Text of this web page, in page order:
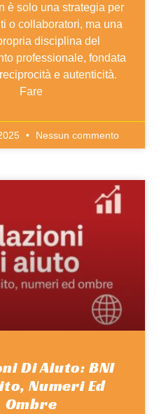
è solo una strategia per
o collaboratori, ma una
disciplina del
professionale, fondata
e autenticità.
Fare
Nessun commento
Di Aiuto: BNI
Numeri Ed
Ombre